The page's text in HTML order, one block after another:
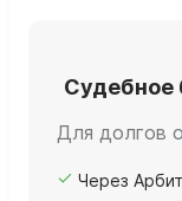
Судебное
Для долгов
Через